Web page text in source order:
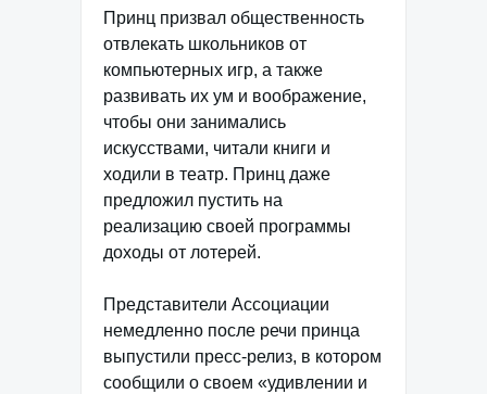
Принц призвал общественность
отвлекать школьников от
компьютерных игр, а также
развивать их ум и воображение,
чтобы они занимались
искусствами, читали книги и
ходили в театр. Принц даже
предложил пустить на
реализацию своей программы
доходы от лотерей.
Представители Ассоциации
немедленно после речи принца
выпустили пресс-релиз, в котором
сообщили о своем «удивлении и